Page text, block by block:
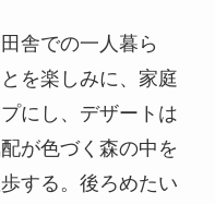
舎での一人暮ら
を楽しみに、家庭
にし、デザートは
が色づく森の中を
する。後ろめたい